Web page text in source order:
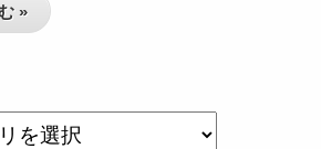
»